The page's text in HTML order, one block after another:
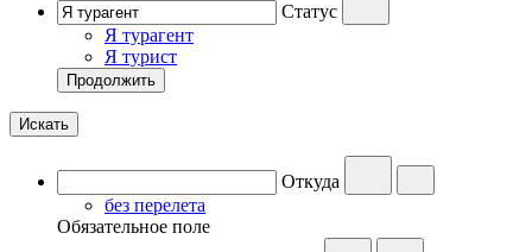
Статус
Я турагент
Я турист
Продолжить
Искать
Откуда
без перелета
Обязательное поле